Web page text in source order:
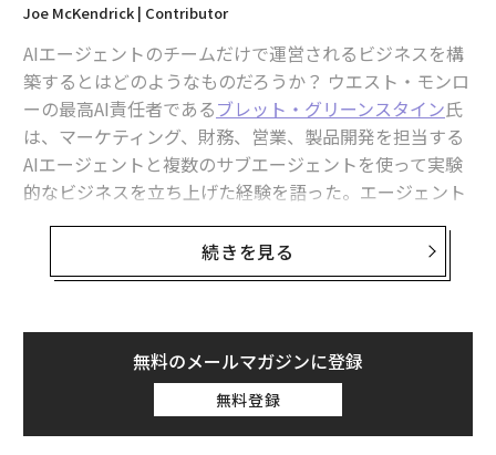
Joe McKendrick | Contributor
AIエージェントのチームだけで運営されるビジネスを構
築するとはどのようなものだろうか？ ウエスト・モンロ
ーの最高AI責任者であるブレット・グリーンスタイン氏
は、マーケティング、財務、営業、製品開発を担当する
AIエージェントと複数のサブエージェントを使って実験
的なビジネスを立ち上げた経験を語った。エージェント
たちはそのパフォーマンスとスピードにおいて印象的だ
ったが、重要な要素が欠けていた。それは人間による監
督だ。エージェントたちは「ただ私にやるべきことを与
できない、先に進めないと言ってくるのです」
結論として、プロセスがどれほど高速で自動化されてい
ても、最終的には人間が説明責任を負う必要があると、
グリーンスタイン氏は最近のCAIO Connectの
続きを見る
無料のメールマガジンに登録
無料登録